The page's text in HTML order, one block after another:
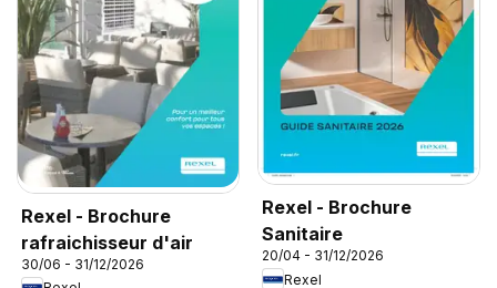
Rexel - Brochure
rafraichisseur d'air
30/06 - 31/12/2026
Rexel - Brochure
Sanitaire
20/04 - 31/12/2026
Rexel